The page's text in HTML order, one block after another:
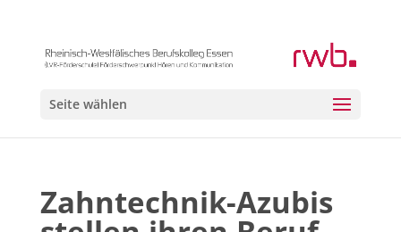
Seite wählen
Zahntechnik-Azubis